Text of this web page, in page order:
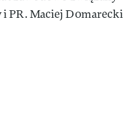
PR. Maciej Domarecki